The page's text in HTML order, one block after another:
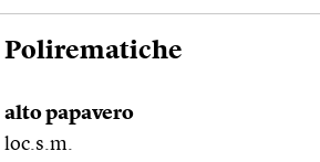
Polirematiche
alto papavero
loc.s.m.